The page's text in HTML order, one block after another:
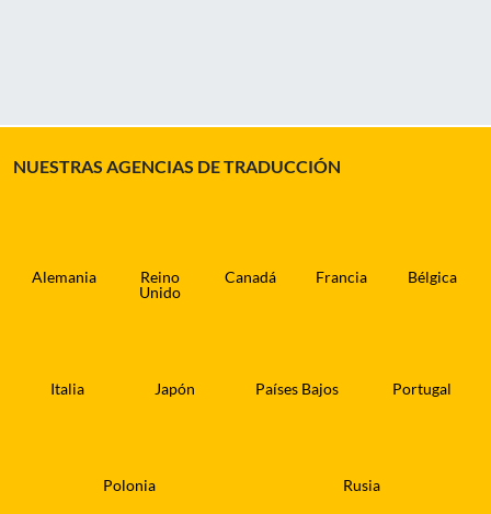
NUESTRAS AGENCIAS DE TRADUCCIÓN
Alemania
Reino
Unido
Canadá Francia Bélgica
Italia Japón Países Bajos Portugal
Polonia Rusia